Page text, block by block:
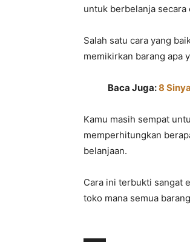
untuk berbelanja
Salah satu cara yang
memikirkan barang apa
Baca Juga:8
Kamu masih sempat
memperhitungkan
belanjaan.
Cara ini terbukti sangat
toko mana semua